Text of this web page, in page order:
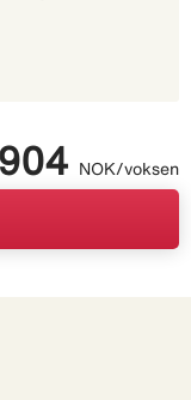
NOK/voksen